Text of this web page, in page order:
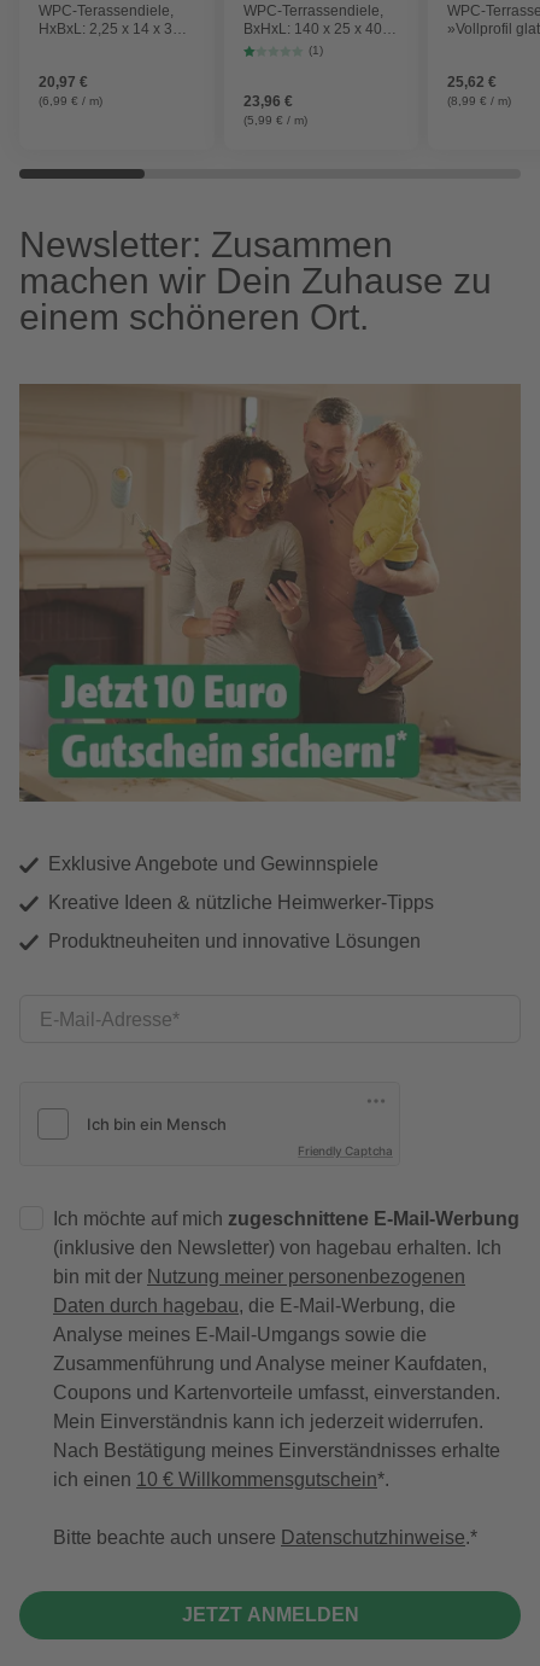
WPC-Terassendiele,
HxBxL: 2,25 x 14 x 300
coextrudiert
20,97 €
(6,99 € / m)
WPC-Terrassendiele,
BxHxL: 140 x 25 x 4000
mm
(1)
23,96 €
(5,99 € / m)
WPC-
»Vollprofil
gebürstet
25,62 €
(8,99 € / m)
Newsletter: Zusammen
machen wir Dein Zuhause zu
einem schöneren Ort.
Exklusive Angebote und Gewinnspiele
Kreative Ideen & nützliche Heimwerker-Tipps
Produktneuheiten und innovative Lösungen
E-Mail-Adresse
Friendly Captcha
Ich möchte auf mich zugeschnittene E-Mail-Werbung
(inklusive den Newsletter) von hagebau erhalten. Ich
bin mit der Nutzung meiner personenbezogenen
Daten durch hagebau, die E-Mail-Werbung, die
Analyse meines E-Mail-Umgangs sowie die
Zusammenführung und Analyse meiner Kaufdaten,
Coupons und Kartenvorteile umfasst, einverstanden.
Mein Einverständnis kann ich jederzeit widerrufen.
Nach Bestätigung meines Einverständnisses erhalte
ich einen 10 € Willkommensgutschein*.
Bitte beachte auch unsere Datenschutzhinweise.
JETZT ANMELDEN